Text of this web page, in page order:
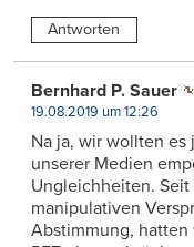
Antworten
Bernhard P. Sauer
19.08.2019 um 12:26
Na ja, wir wollten es
unserer Medien
Ungleichheiten.
manipulativen
Abstimmung,